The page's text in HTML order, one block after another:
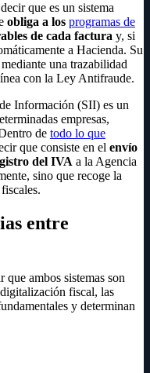
que es un sistema
obliga a los programas de
de cada factura y, si
a Hacienda. Su
una trazabilidad
con la Ley Antifraude.
Información (SII) es un
empresas,
de todo lo que
que consiste en el envío
del IVA a la Agencia
sino que recoge la
entre
que ambos sistemas son
fiscal, las
y determinan